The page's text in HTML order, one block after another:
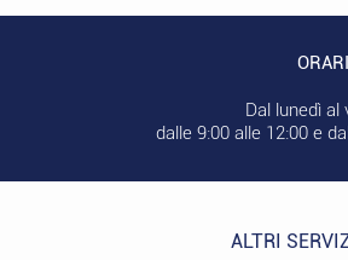
ORARI
Dal lunedì al
dalle 9:00 alle 12:00 e
ALTRI